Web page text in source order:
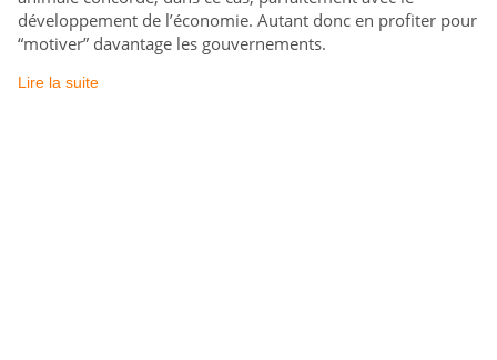
développement de l’économie. Autant donc en profiter pour
“motiver” davantage les gouvernements.
Lire la suite